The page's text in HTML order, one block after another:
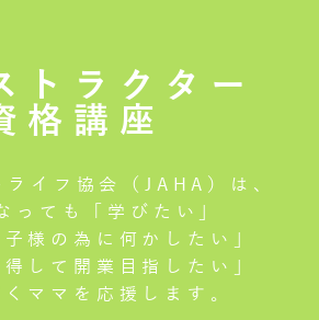
トラクター
格講座
ライフ協会（JAHA）は、
っても「学びたい」
子様の為に何かしたい」
得して開業目指したい」
ママを応援します。